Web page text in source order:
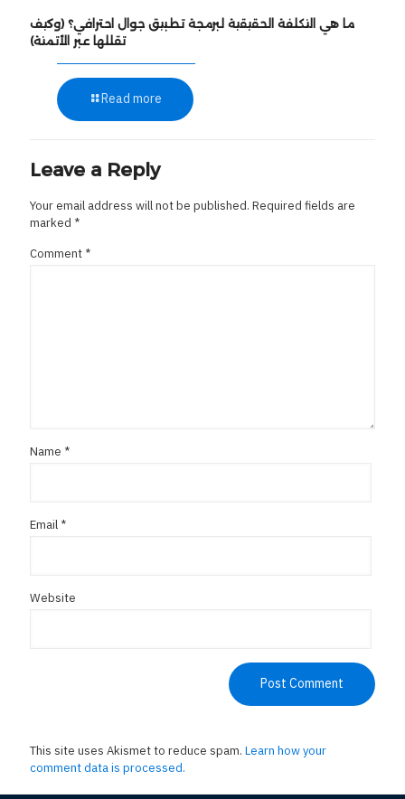
ما هي التكلفة الحقيقية لبرمجة تطبيق جوال احترافي؟ (وكيف
تقللها عبر الأتمتة)
Read more
Leave a Reply
Your email address will not be published. Required fields are
marked *
Comment *
Name *
Email *
Website
This site uses Akismet to reduce spam. Learn how your
comment data is processed.